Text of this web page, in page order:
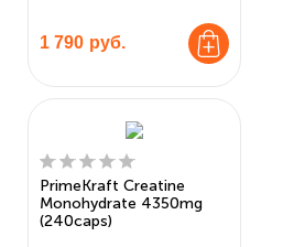
1 790 руб.
PrimeKraft Creatine
Monohydrate 4350mg
(240caps)